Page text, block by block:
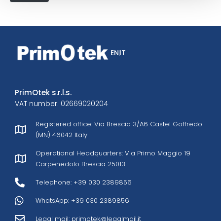
ENIT
PrimOtek s.r.l.s.
VAT number: 02669020204
Registered office: Via Brescia 3/A6 Castel Goffredo
(MN) 46042 Italy
Operational Headquarters: Via Primo Maggio 19
Carpenedolo Brescia 25013
Telephone: +39 030 2389856
WhatsApp: +39 030 2389856
Legal mail: primotek@legalmail.it